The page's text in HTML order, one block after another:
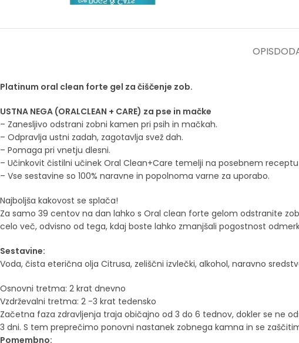
OPIS
Platinum oral clean forte gel za čiščenje zob.
USTNA NEGA (ORALCLEAN + CARE) za pse in mačke
– Zanesljivo odstrani zobni kamen pri psih in mačkah.
– Odpravlja ustni zadah, zagotavlja svež dah.
– Pomaga pri vnetju dlesni.
– Učinkovit čistilni učinek Oral Clean+Care temelji na posebnem
– Vse sestavine so 100% naravne in popolnoma varne za uporabo.
Najboljša kakovost se splača!
Za samo 39 centov na dan lahko s Oral clean forte gelom odstranite
celo več, odvisno od tega, kdaj boste lahko zmanjšali pogostnost
Sestavine:
Voda, čista eterična olja Citrusa, zeliščni izvlečki, alkohol, naravno
Osnovni tretma: 2 krat dnevno
Vzdrževalni tretma: 2 -3 krat tedensko
Začetna faza zdravljenja traja običajno od 3 do 6 tednov, dokler se ne
3 dni. S tem preprečimo ponovni nastanek zobnega kamna in se
Pomembno: